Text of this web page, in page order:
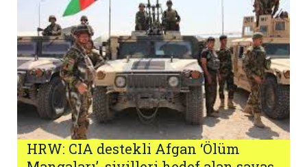
HRW: CIA destekli Afgan ‘Ölüm